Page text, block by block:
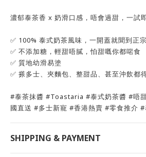
濃郁泰茶香 x 奶滑口感，唔會過甜，一試
✅ 100% 泰式奶茶風味，一開蓋就聞到正
✅ 不添加糖，輕甜唔膩，怕甜嘅你都啱食
✅ 質地幼滑易塗
✅ 搽多士、夾麵包、整甜品、甚至沖飲都
#泰茶抹醬 #Toastaria #泰式奶茶醬 #唔
國直送 #多士新寵 #香港熱賣 #零食推介 #
SHIPPING & PAYMENT